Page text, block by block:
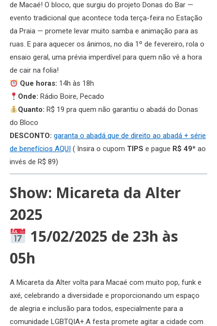
de Macaé! O bloco, que surgiu do projeto Donas do Bar —
evento tradicional que acontece toda terça-feira no Estação
da Praia — promete levar muito samba e animação para as
ruas. E para aquecer os ânimos, no dia 1º de fevereiro, rola o
ensaio geral, uma prévia imperdível para quem não vê a hora
de cair na folia!
Que horas: 14h às 18h
Onde: Rádio Boire, Pecado
Quanto:R$ 19 pra quem não garantiu o abadá do Donas
do Bloco
DESCONTO: garanta o abadá que de direito ao abadá + série
de benefícios AQUI ( Insira o cupom TIPS e pague R$ 49* ao
invés de R$ 89)
Show: Micareta da Alter
2025
15/02/2025 de 23h às
05h
A Micareta da Alter volta para Macaé com muito pop, funk e
axé, celebrando a diversidade e proporcionando um espaço
de alegria e inclusão para todos, especialmente para a
comunidade LGBTQIA+.A festa promete agitar a cidade com